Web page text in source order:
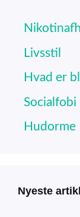
Livsstil
Hvad er
Socialfobi
Hudorme
Nyeste